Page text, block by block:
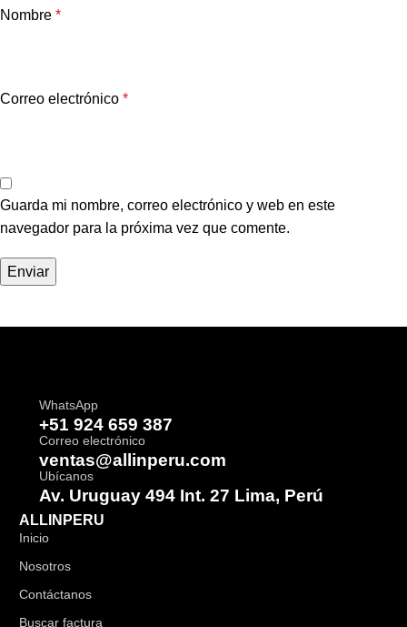
Nombre *
Correo electrónico *
Guarda mi nombre, correo electrónico y web en este
navegador para la próxima vez que comente.
WhatsApp
+51 924 659 387
Correo electrónico
ventas@allinperu.com
Ubícanos
Av. Uruguay 494 Int. 27 Lima, Perú
ALLINPERU
Inicio
Nosotros
Contáctanos
Buscar factura